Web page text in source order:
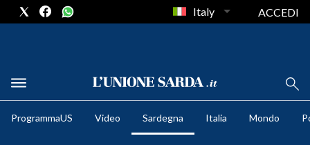
METEO
Italy ACCEDI
ProgrammaUS Video Sardegna Italia Mondo